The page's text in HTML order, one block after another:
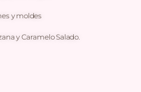
y moldes
y Caramelo Salado.